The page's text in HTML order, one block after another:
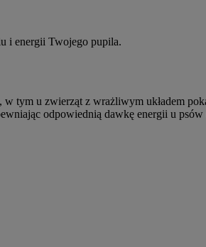
i energii Twojego pupila.
tym u zwierząt z wrażliwym układem
odpowiednią dawkę energii u